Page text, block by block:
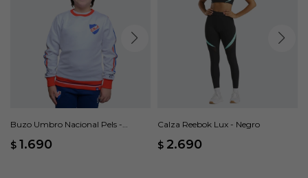
Buzo Umbro Nacional Pels -
$ 1.690
Calza Reebok Lux - Negro
$ 2.690